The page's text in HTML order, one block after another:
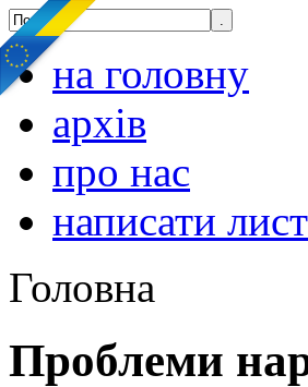
на головну
архів
про нас
написати
Головна
Проблеми